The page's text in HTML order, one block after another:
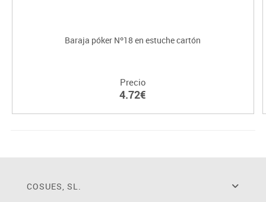
Baraja póker Nº18 en estuche cartón
Precio
4.72€
COSUES, SL.